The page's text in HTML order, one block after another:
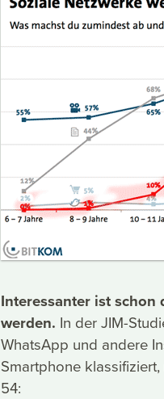
Interessanter ist schon
werden. In der JIM-
WhatsApp und andere
Smartphone
54: